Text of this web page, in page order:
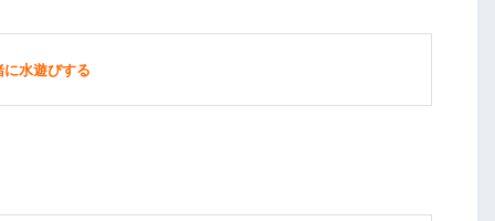
水遊びする